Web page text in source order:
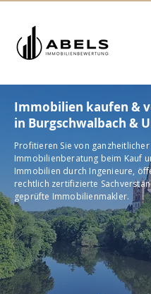
Immobilien kaufen &
in Burgschwalbach &
Profitieren Sie von ganzheitlicher
Immobilienberatung beim Kauf
Immobilien durch Ingenieure,
rechtlich zertifizierte
geprüfte Immobilienmakler.